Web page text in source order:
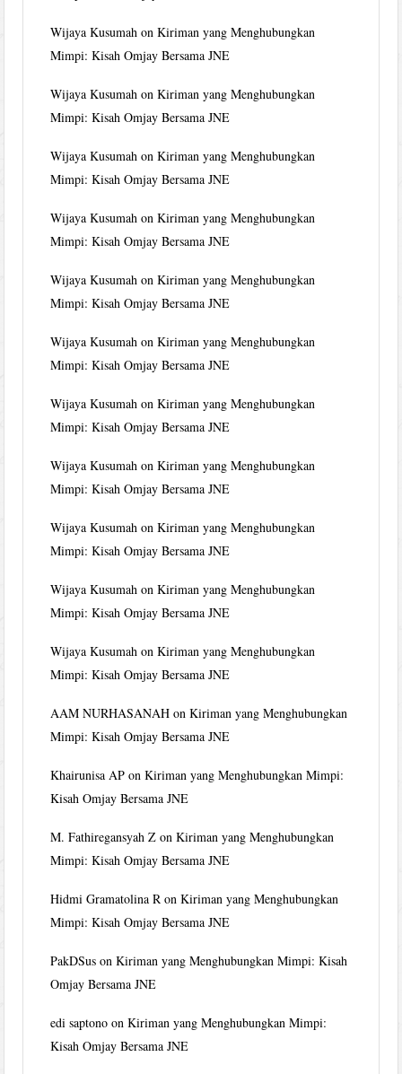
Wijaya Kusumah onKiriman yang Menghubungkan
Mimpi: Kisah Omjay Bersama JNE
Wijaya Kusumah onKiriman yang Menghubungkan
Mimpi: Kisah Omjay Bersama JNE
Wijaya Kusumah onKiriman yang Menghubungkan
Mimpi: Kisah Omjay Bersama JNE
Wijaya Kusumah onKiriman yang Menghubungkan
Mimpi: Kisah Omjay Bersama JNE
Wijaya Kusumah onKiriman yang Menghubungkan
Mimpi: Kisah Omjay Bersama JNE
Wijaya Kusumah onKiriman yang Menghubungkan
Mimpi: Kisah Omjay Bersama JNE
Wijaya Kusumah onKiriman yang Menghubungkan
Mimpi: Kisah Omjay Bersama JNE
Wijaya Kusumah onKiriman yang Menghubungkan
Mimpi: Kisah Omjay Bersama JNE
Wijaya Kusumah onKiriman yang Menghubungkan
Mimpi: Kisah Omjay Bersama JNE
Wijaya Kusumah onKiriman yang Menghubungkan
Mimpi: Kisah Omjay Bersama JNE
Wijaya Kusumah onKiriman yang Menghubungkan
Mimpi: Kisah Omjay Bersama JNE
AAM NURHASANAH onKiriman yang Menghubungkan
Mimpi: Kisah Omjay Bersama JNE
Khairunisa AP onKiriman yang Menghubungkan Mimpi:
Kisah Omjay Bersama JNE
M. Fathiregansyah Z onKiriman yang Menghubungkan
Mimpi: Kisah Omjay Bersama JNE
Hidmi Gramatolina R onKiriman yang Menghubungkan
Mimpi: Kisah Omjay Bersama JNE
PakDSus onKiriman yang Menghubungkan Mimpi: Kisah
Omjay Bersama JNE
edi saptono onKiriman yang Menghubungkan Mimpi:
Kisah Omjay Bersama JNE